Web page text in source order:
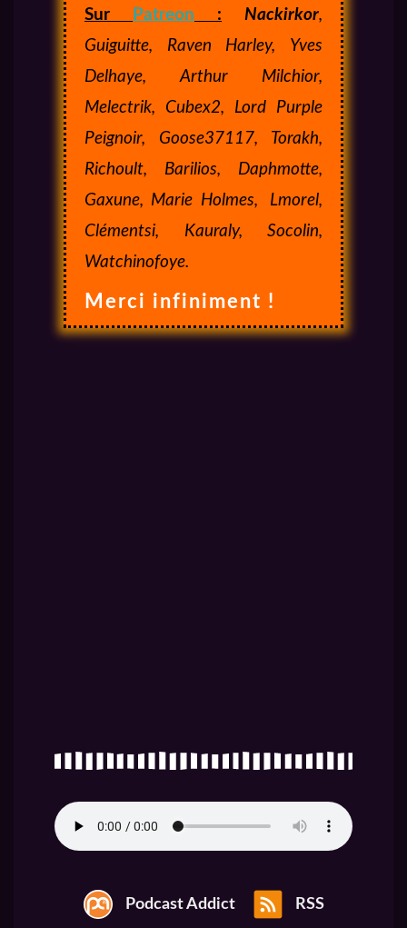
Sur Patreon : Nackirkor,
Guiguitte, Raven Harley, Yves
Delhaye, Arthur Milchior,
Melectrik, Cubex2, Lord Purple
Peignoir, Goose37117, Torakh,
Richoult, Barilios, Daphmotte,
Gaxune, Marie Holmes,
Lmorel,
Clémentsi, Kauraly, Socolin,
Watchinofoye.
Merci infiniment !
Podcast Addict RSS